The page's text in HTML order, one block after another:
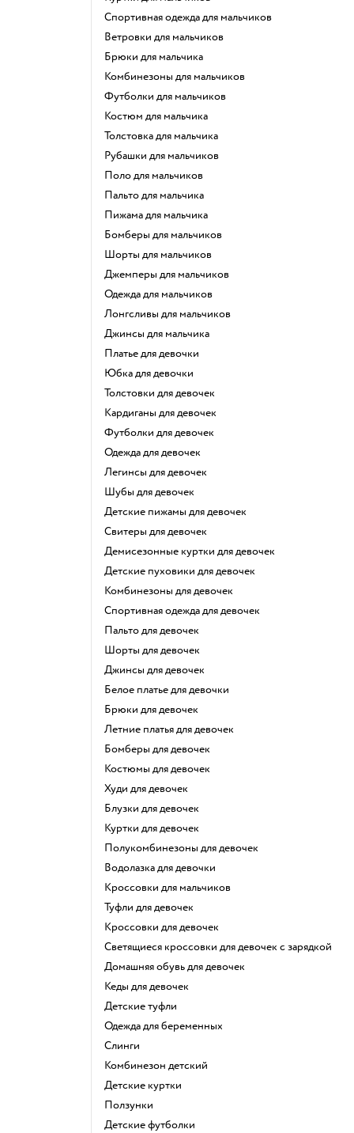
Спортивная одежда для мальчиков
Ветровки для мальчиков
Брюки для мальчика
Комбинезоны для мальчиков
Футболки для мальчиков
Костюм для мальчика
Толстовка для мальчика
Рубашки для мальчиков
Поло для мальчиков
Пальто для мальчика
Пижама для мальчика
Бомберы для мальчиков
Шорты для мальчиков
Джемперы для мальчиков
Одежда для мальчиков
Лонгсливы для мальчиков
Джинсы для мальчика
Платье для девочки
Юбка для девочки
Толстовки для девочек
Кардиганы для девочек
Футболки для девочек
Одежда для девочек
Легинсы для девочек
Шубы для девочек
Детские пижамы для девочек
Свитеры для девочек
Демисезонные куртки для девочек
Детские пуховики для девочек
Комбинезоны для девочек
Спортивная одежда для девочек
Пальто для девочек
Шорты для девочек
Джинсы для девочек
Белое платье для девочки
Брюки для девочек
Летние платья для девочек
Бомберы для девочек
Костюмы для девочек
Худи для девочек
Блузки для девочек
Куртки для девочек
Полукомбинезоны для девочек
Водолазка для девочки
Кроссовки для мальчиков
Туфли для девочек
Кроссовки для девочек
Светящиеся кроссовки для девочек с зарядкой
Домашняя обувь для девочек
Кеды для девочек
Детские туфли
Одежда для беременных
Слинги
Комбинезон детский
Детские куртки
Ползунки
Детские футболки